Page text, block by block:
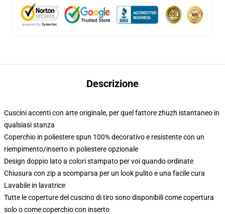
Descrizione
Cuscini accenti con arte originale, per quel fattore zhuzh istantaneo in
qualsiasi stanza
Coperchio in poliestere spun 100% decorativo e resistente con un
riempimento/inserto in poliestere opzionale
Design doppio lato a colori stampato per voi quando ordinate
Chiusura con zip a scomparsa per un look pulito e una facile cura
Lavabile in lavatrice
Tutte le coperture del cuscino di tiro sono disponibili come copertura
solo o come coperchio con inserto